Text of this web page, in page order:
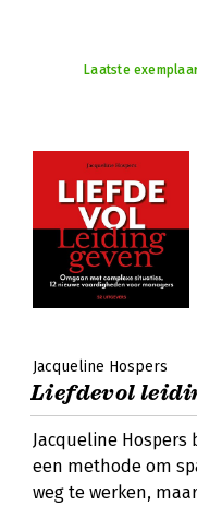
Laatste
Jacqueline Hospers
Liefdevol
Jacqueline
een methode om
weg te werken,